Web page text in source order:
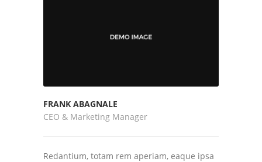
FRANK ABAGNALE
CEO & Marketing Manager
Redantium, totam rem aperiam, eaque ipsa